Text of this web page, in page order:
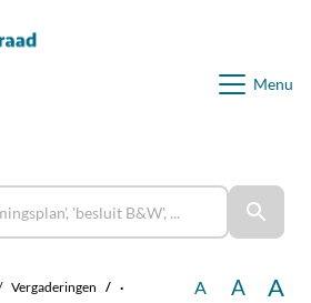
Menu
Vergaderingen · A A A